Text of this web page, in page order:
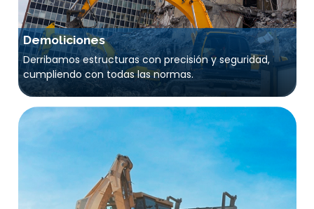
Demoliciones
Derribamos estructuras con precisión y seguridad,
cumpliendo con todas las normas.